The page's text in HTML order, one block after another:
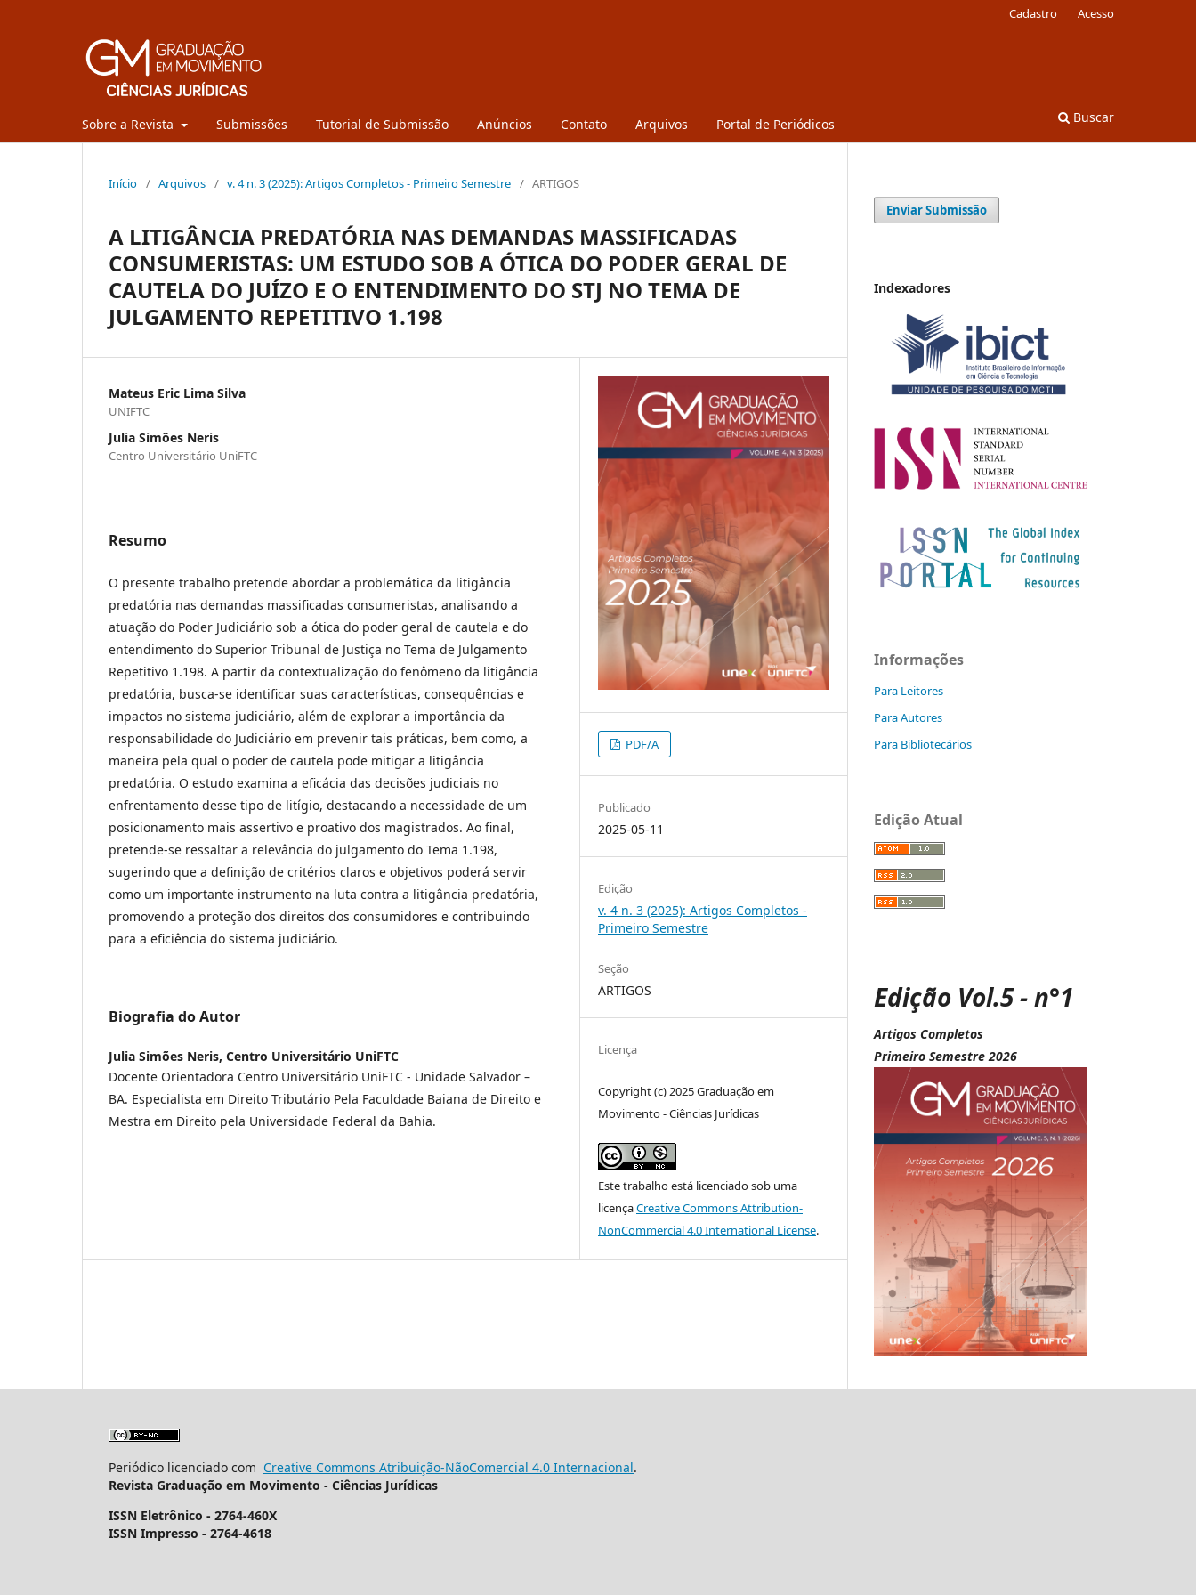
Sobre a Revista Submissões Tutorial de Submissão Anúncios Contato Arquivos Portal de Periódicos Buscar
Cadastro Acesso
Início / Arquivos / v. 4 n. 3 (2025): Artigos Completos - Primeiro Semestre / ARTIGOS
A LITIGÂNCIA PREDATÓRIA NAS DEMANDAS MASSIFICADAS
CONSUMERISTAS: UM ESTUDO SOB A ÓTICA DO PODER GERAL DE
CAUTELA DO JUÍZO E O ENTENDIMENTO DO STJ NO TEMA DE
JULGAMENTO REPETITIVO 1.198
Mateus Eric Lima Silva
UNIFTC
Julia Simões Neris
Centro Universitário UniFTC
Resumo
O presente trabalho pretende abordar a problemática da litigância
predatória nas demandas massificadas consumeristas, analisando a
atuação do Poder Judiciário sob a ótica do poder geral de cautela e do
entendimento do Superior Tribunal de Justiça no Tema de Julgamento
Repetitivo 1.198. A partir da contextualização do fenômeno da litigância
predatória, busca-se identificar suas características, consequências e
impactos no sistema judiciário, além de explorar a importância da
responsabilidade do Judiciário em prevenir tais práticas, bem como, a
maneira pela qual o poder de cautela pode mitigar a litigância
predatória. O estudo examina a eficácia das decisões judiciais no
enfrentamento desse tipo de litígio, destacando a necessidade de um
posicionamento mais assertivo e proativo dos magistrados. Ao final,
pretende-se ressaltar a relevância do julgamento do Tema 1.198,
sugerindo que a definição de critérios claros e objetivos poderá servir
como um importante instrumento na luta contra a litigância predatória,
promovendo a proteção dos direitos dos consumidores e contribuindo
para a eficiência do sistema judiciário.
Biografia do Autor
Julia Simões Neris, Centro Universitário UniFTC
Docente Orientadora Centro Universitário UniFTC - Unidade Salvador –
BA. Especialista em Direito Tributário Pela Faculdade Baiana de Direito e
Mestra em Direito pela Universidade Federal da Bahia.
PDF/A
Publicado
2025-05-11
Edição
v. 4 n. 3 (2025): Artigos Completos -
Primeiro Semestre
Seção
ARTIGOS
Licença
Copyright (c) 2025 Graduação em
Movimento - Ciências Jurídicas
Este trabalho está licenciado sob uma
licençaCreative Commons Attribution-
NonCommercial 4.0 International License.
Enviar Submissão
Indexadores
Informações
Para Leitores
Para Autores
Para Bibliotecários
Edição Atual
Edição Vol.5 - n°1
Artigos Completos
Primeiro Semestre 2026
Periódico licenciado com Creative Commons Atribuição-NãoComercial 4.0 Internacional.
Revista Graduação em Movimento - Ciências Jurídicas
ISSN Eletrônico - 2764-460X
ISSN Impresso - 2764-4618